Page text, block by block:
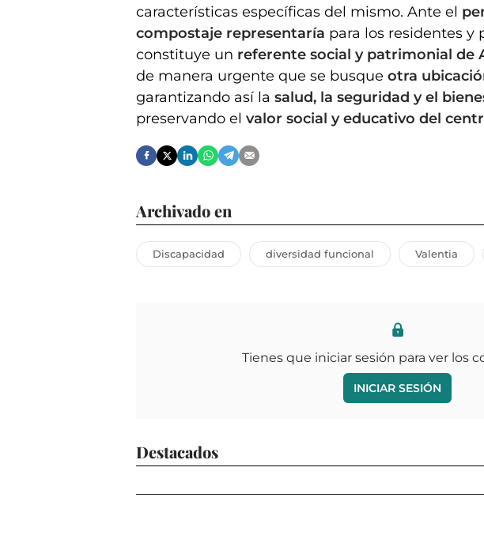
características específicas del mismo. Ante el
compostaje representaría para los residentes y
constituye un referente social y patrimonial de
de manera urgente que se busque otra
garantizando así la salud, la seguridad y el
preservando el valor social y educativo del
Archivado en
Discapacidad diversidad funcional Valentia
Tienes que iniciar sesión para ver los
INICIAR SESIÓN
Destacados